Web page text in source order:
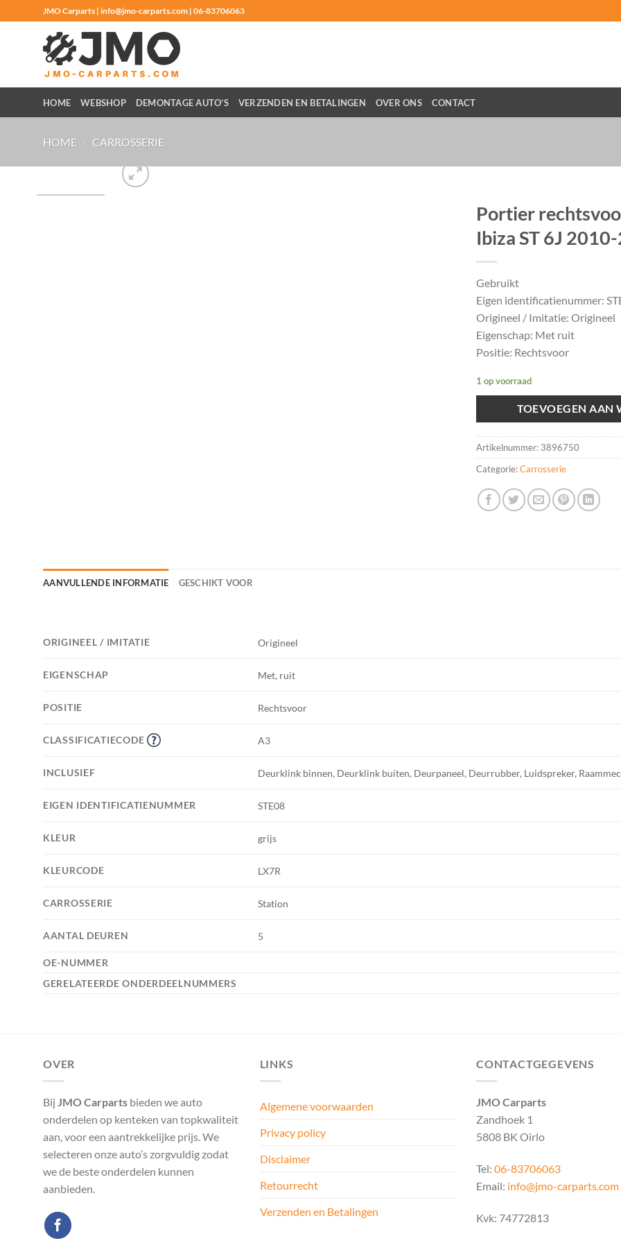
naar
JMO Carparts | info@jmo-carparts.com | 06-83706063
HOME WEBSHOP DEMONTAGE AUTO’S VERZENDEN EN BETALINGEN OVER ONS CONTACT
HOME / CARROSSERIE
Portier
Ibiza ST 6J
Gebruikt
Eigen identificatienummer:
Origineel / Imitatie: Origineel
Eigenschap: Met ruit
Positie: Rechtsvoor
1 op voorraad
TOEVOEGEN AAN
Artikelnummer: 3896750
Categorie:Carrosserie
AANVULLENDE INFORMATIE GESCHIKT VOOR
ORIGINEEL / IMITATIE Origineel
EIGENSCHAP Met, ruit
POSITIE Rechtsvoor
CLASSIFICATIECODE A3
INCLUSIEF Deurklink binnen, Deurklink buiten, Deurpaneel, Deurrubber, Luidspreker,
EIGEN IDENTIFICATIENUMMER STE08
KLEUR grijs
KLEURCODE LX7R
CARROSSERIE Station
AANTAL DEUREN 5
OE-NUMMER
GERELATEERDE ONDERDEELNUMMERS
OVER
Bij JMO Carparts bieden we auto
onderdelen op kenteken van topkwaliteit
aan, voor een aantrekkelijke prijs. We
selecteren onze auto’s zorgvuldig zodat
we de beste onderdelen kunnen
aanbieden.
LINKS
Algemene voorwaarden
Privacy policy
Disclaimer
Retourrecht
Verzenden en Betalingen
CONTACTGEGEVENS
JMO Carparts
Zandhoek 1
5808 BK Oirlo
Tel: 06-83706063
Email: info@jmo-carparts.com
Kvk: 74772813